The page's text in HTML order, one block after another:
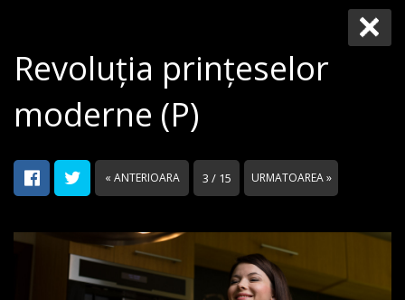
Revoluția prințeselor
moderne (P)
« ANTERIOARA 3 / 15 URMATOAREA »